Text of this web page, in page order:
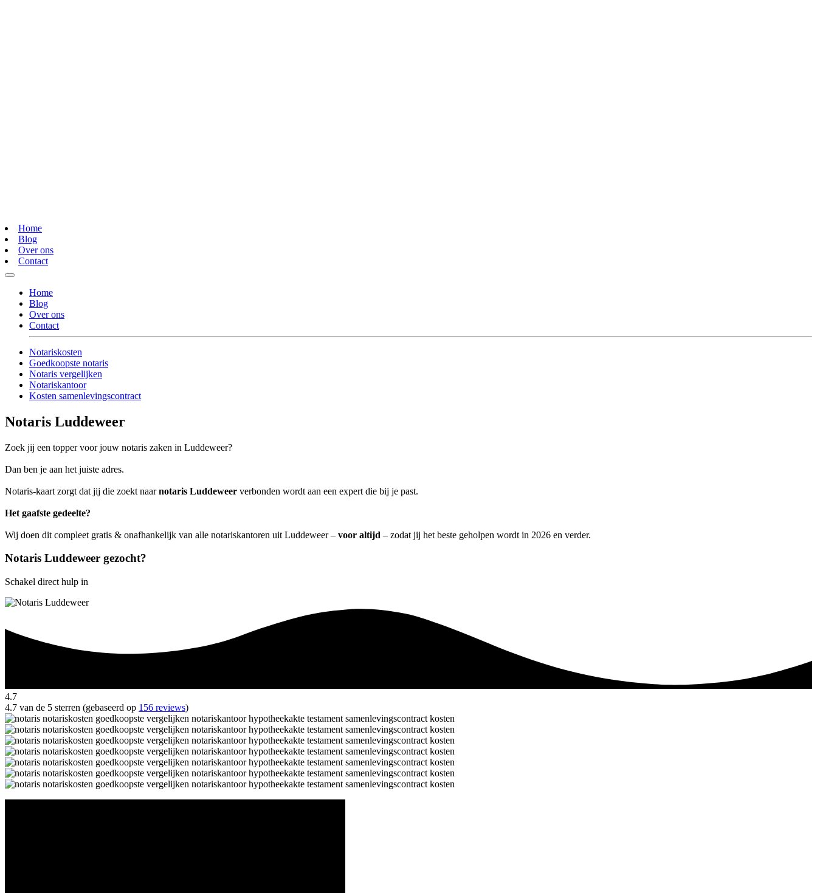
Home
Blog
Over ons
Contact
Home
Blog
Over ons
Contact
Notariskosten
Goedkoopste notaris
Notaris vergelijken
Notariskantoor
Kosten samenlevingscontract
Notaris Luddeweer
Zoek jij een topper voor jouw notaris zaken in Luddeweer?
Dan ben je aan het juiste adres.
Notaris-kaart zorgt dat jij die zoekt naarnotaris Luddeweer verbonden wordt aan een expert die bij je past.
Het gaafste gedeelte?
Wij doen dit compleet gratis & onafhankelijk van alle notariskantoren uit Luddeweer – voor altijd – zodat jij het beste geholpen wordt in 2026 en verder.
Notaris Luddeweer gezocht?
Schakel direct hulp in
4.7
4.7 van de 5 sterren (gebaseerd op 156 reviews)